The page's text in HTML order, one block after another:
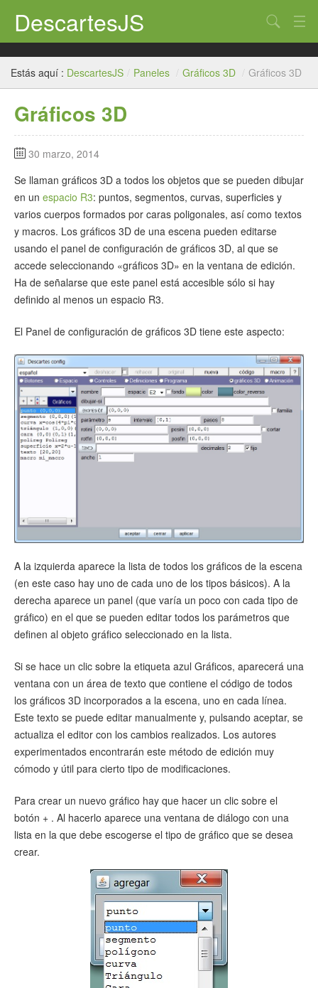
DescartesJS
Inicio
Descartes
Edición
Paneles
Auxiliares
Créditos
Buscar
Estás aquí : DescartesJS / Paneles / Gráficos 3D / Gráficos 3D
Gráficos 3D
30 marzo, 2014
Se llaman gráficos 3D a todos los objetos que se pueden dibujar
en un espacio R3: puntos, segmentos, curvas, superficies y
varios cuerpos formados por caras poligonales, así como textos
y macros. Los gráficos 3D de una escena pueden editarse
usando el panel de configuración de gráficos 3D, al que se
accede seleccionando «gráficos 3D» en la ventana de edición.
Ha de señalarse que este panel está accesible sólo si hay
definido al menos un espacio R3.
El Panel de configuración de gráficos 3D tiene este aspecto:
A la izquierda aparece la lista de todos los gráficos de la escena
(en este caso hay uno de cada uno de los tipos básicos). A la
derecha aparece un panel (que varía un poco con cada tipo de
gráfico) en el que se pueden editar todos los parámetros que
definen al objeto gráfico seleccionado en la lista.
Si se hace un clic sobre la etiqueta azul Gráficos, aparecerá una
ventana con un área de texto que contiene el código de todos
los gráficos 3D incorporados a la escena, uno en cada línea.
Este texto se puede editar manualmente y, pulsando aceptar, se
actualiza el editor con los cambios realizados. Los autores
experimentados encontrarán este método de edición muy
cómodo y útil para cierto tipo de modificaciones.
Para crear un nuevo gráfico hay que hacer un clic sobre el
botón + . Al hacerlo aparece una ventana de diálogo con una
lista en la que debe escogerse el tipo de gráfico que se desea
crear.